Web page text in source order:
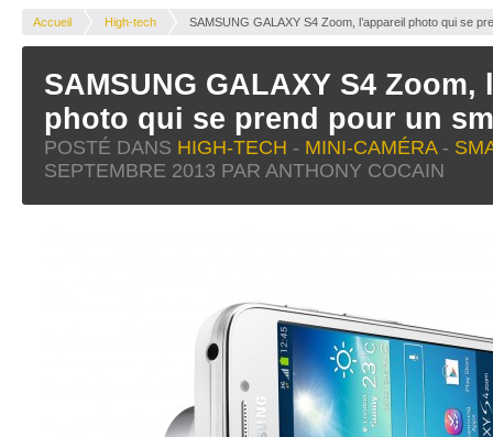
Accueil High-tech SAMSUNG GALAXY S4 Zoom, l’appareil photo qui se
SAMSUNG GALAXY S4 Zoom,
photo qui se prend pour un
POSTÉ DANS HIGH-TECH - MINI-CAMÉRA-
SEPTEMBRE 2013 PAR ANTHONY COCAIN